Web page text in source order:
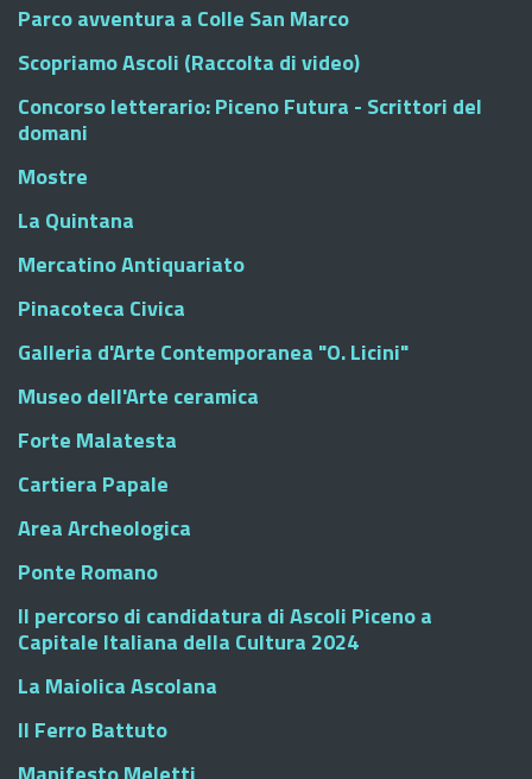
Parco avventura a Colle San Marco
Scopriamo Ascoli (Raccolta di video)
Concorso letterario: Piceno Futura - Scrittori del
domani
Mostre
La Quintana
Mercatino Antiquariato
Pinacoteca Civica
Galleria d'Arte Contemporanea "O. Licini"
Museo dell'Arte ceramica
Forte Malatesta
Cartiera Papale
Area Archeologica
Ponte Romano
Il percorso di candidatura di Ascoli Piceno a
Capitale Italiana della Cultura 2024
La Maiolica Ascolana
Il Ferro Battuto